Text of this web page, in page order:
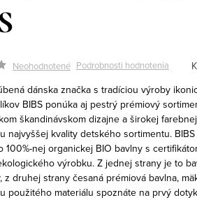
Neohodnotené Podrobnosti hodnotenia
dánska značka s tradíciou výroby
BIBS ponúka aj pestrý prémiový
škandinávskom dizajne a širokej
najvyššej kvality detského sortimentu.
100%-nej organickej BIO bavlny s
výrobku. Z jednej strany je to
z druhej strany česaná prémiová bavlna,
použitého materiálu spoznáte na prvý